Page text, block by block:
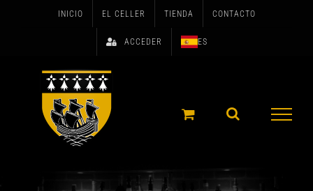
INICIO EL CELLER TIENDA CONTACTO
ACCEDER ES